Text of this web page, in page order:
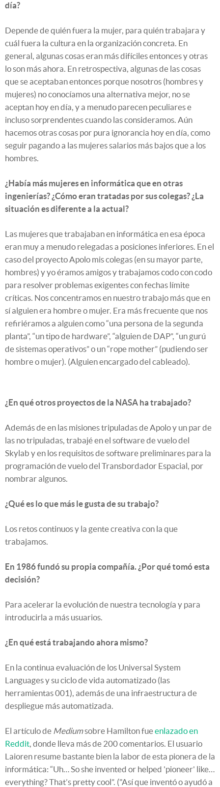
día?
Depende de quién fuera la mujer, para quién trabajara y
cuál fuera la cultura en la organización concreta. En
general, algunas cosas eran más difíciles entonces y otras
lo son más ahora. En retrospectiva, algunas de las cosas
que se aceptaban entonces porque nosotros (hombres y
mujeres) no conocíamos una alternativa mejor, no se
aceptan hoy en día, y a menudo parecen peculiares e
incluso sorprendentes cuando las consideramos. Aún
hacemos otras cosas por pura ignorancia hoy en día, como
seguir pagando a las mujeres salarios más bajos que a los
hombres.
¿Había más mujeres en informática que en otras
ingenierías? ¿Cómo eran tratadas por sus colegas? ¿La
situación es diferente a la actual?
Las mujeres que trabajaban en informática en esa época
eran muy a menudo relegadas a posiciones inferiores. En el
caso del proyecto Apolo mis colegas (en su mayor parte,
hombres) y yo éramos amigos y trabajamos codo con codo
para resolver problemas exigentes con fechas límite
críticas. Nos concentramos en nuestro trabajo más que en
sí alguien era hombre o mujer. Era más frecuente que nos
refiriéramos a alguien como “una persona de la segunda
planta”, “un tipo de hardware”, “alguien de DAP”, “un gurú
de sistemas operativos” o un “rope mother” (pudiendo ser
hombre o mujer). (Alguien encargado del cableado).
¿En qué otros proyectos de la NASA ha trabajado?
Además de en las misiones tripuladas de Apolo y un par de
las no tripuladas, trabajé en el software de vuelo del
Skylab y en los requisitos de software preliminares para la
programación de vuelo del Transbordador Espacial, por
nombrar algunos.
¿Qué es lo que más le gusta de su trabajo?
Los retos continuos y la gente creativa con la que
trabajamos.
En 1986 fundó su propia compañía. ¿Por qué tomó esta
decisión?
Para acelerar la evolución de nuestra tecnología y para
introducirla a más usuarios.
¿En qué está trabajando ahora mismo?
En la continua evaluación de los Universal System
Languages y su ciclo de vida automatizado (las
herramientas 001), además de una infraestructura de
despliegue más automatizada.
El artículo de Mediumsobre Hamilton fueenlazado en
Reddit , donde lleva más de 200 comentarios. El usuario
Laioren resume bastante bien la labor de esta pionera de la
informática: “Uh… So she invented or helped 'pioneer' like…
everything? That’s pretty cool”. ("Así que inventó o ayudó a